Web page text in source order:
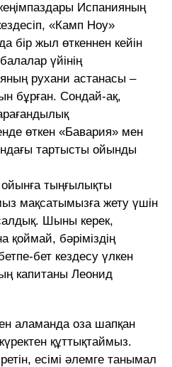
Испанияның
«Камп Ноу»
бір жыл өткеннен кейін
үйінің
рухани астанасы –
бұрған. Сондай-ақ,
өткен «Бавария» мен
тартысты ойынды
тыңғылықты
мақсатымызға жету үшін
Шыны керек,
қоймай, бәріміздің
бет кездесу үлкен
капитаны Леонид
аламанда оза шапқан
құттықтаймыз.
есімі әлемге танымал